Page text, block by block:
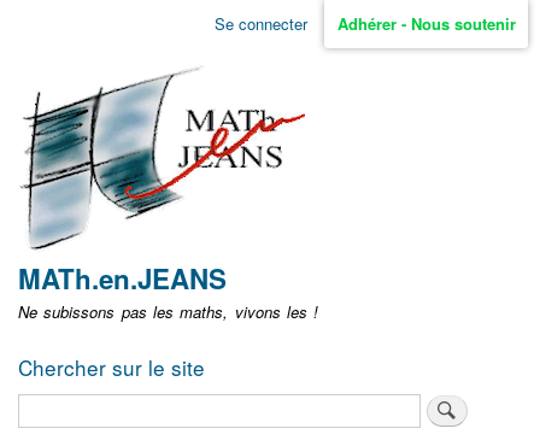
Aller
non
identifié
Se connecter Adhérer - Nous soutenir
MATh.en.JEANS
Ne subissons pas les maths, vivons les !
Chercher sur le site